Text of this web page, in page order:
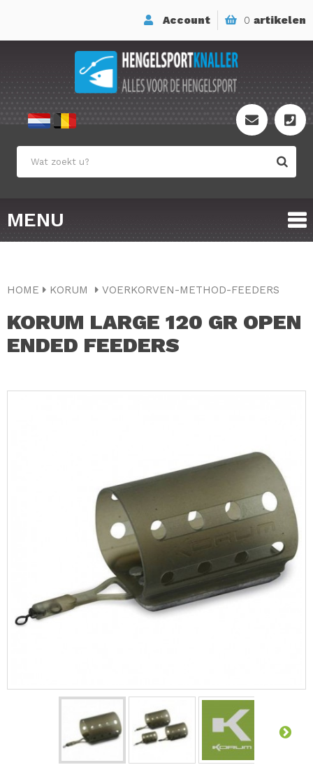
0 artikelen
Account
MENU
HOME KORUM VOERKORVEN-METHOD-FEEDERS
KORUM LARGE 120 GR OPEN
ENDED FEEDERS